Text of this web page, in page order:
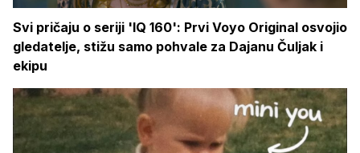
Svi pričaju o seriji 'IQ 160': Prvi Voyo Original osvojio
gledatelje, stižu samo pohvale za Dajanu Čuljak i
ekipu